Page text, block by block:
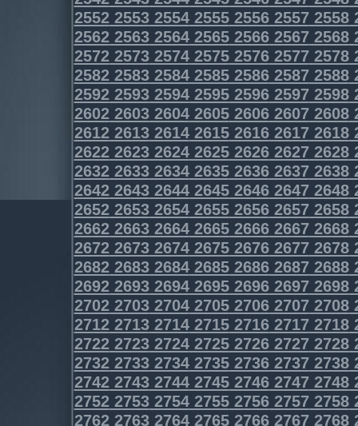
2552255325542555255625572558
2562256325642565256625672568
2572257325742575257625772578
2582258325842585258625872588
2592259325942595259625972598
2602260326042605260626072608
2612261326142615261626172618
2622262326242625262626272628
2632263326342635263626372638
2642264326442645264626472648
2652265326542655265626572658
2662266326642665266626672668
2672267326742675267626772678
2682268326842685268626872688
2692269326942695269626972698
2702270327042705270627072708
2712271327142715271627172718
2722272327242725272627272728
2732273327342735273627372738
2742274327442745274627472748
2752275327542755275627572758
2762276327642765276627672768